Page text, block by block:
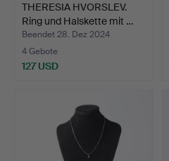
THERESIA HVORSLEV.
Ring und Halskette mit …
Beendet 28. Dez 2024
4 Gebote
127 USD